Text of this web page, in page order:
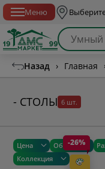
Меню
Назад › Главная
- СТОЛЫ 6 шт.
Цена Общие
Коллекция
-26%